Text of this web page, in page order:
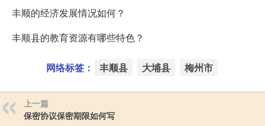
丰顺的经济发展情况如何？
丰顺县的教育资源有哪些特色？
网络标签： 丰顺县 大埔县 梅州市
上一篇
保密协议保密期限如何写